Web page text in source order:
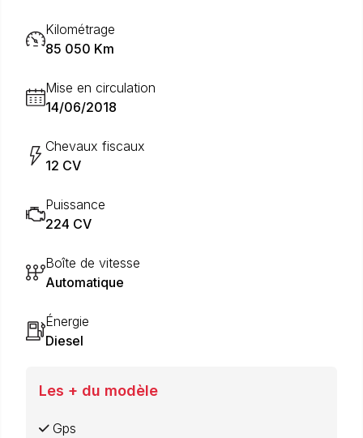
Kilométrage
85 050 Km
Mise en circulation
14/06/2018
Chevaux fiscaux
12 CV
Puissance
224 CV
Boîte de vitesse
Automatique
Énergie
Diesel
Les + du modèle
Gps